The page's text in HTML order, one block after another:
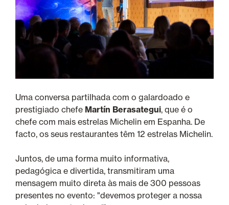
Uma conversa partilhada com o galardoado e
prestigiado chefe Martín Berasategui, que é o
chefe com mais estrelas Michelin em Espanha. De
facto, os seus restaurantes têm 12 estrelas Michelin.
Juntos, de uma forma muito informativa,
pedagógica e divertida, transmitiram uma
mensagem muito direta às mais de 300 pessoas
presentes no evento: "devemos proteger a nossa